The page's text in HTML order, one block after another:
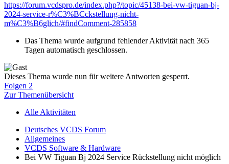
https://forum.vcdspro.de/index.php?/topic/45138-bei-vw-tiguan-bj-
2024-service-r%C3%BCckstellung-nicht-
m%C3%B6glich/#findComment-285858
Das Thema wurde aufgrund fehlender Aktivität nach 365
Tagen automatisch geschlossen.
Dieses Thema wurde nun für weitere Antworten gesperrt.
Folgen 2
Zur Themenübersicht
Alle Aktivitäten
Deutsches VCDS Forum
Allgemeines
VCDS Software & Hardware
Bei VW Tiguan Bj 2024 Service Rückstellung nicht möglich